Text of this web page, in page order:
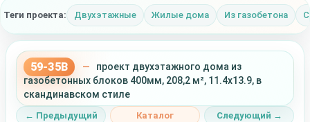
Теги проекта: Двухэтажные Жилые дома Из газобетона
59-35B —
проект двухэтажного дома из
газобетонных блоков 400мм, 208,2 м², 11.4x13.9, в
скандинавском стиле
← Предыдущий Каталог Следующий →